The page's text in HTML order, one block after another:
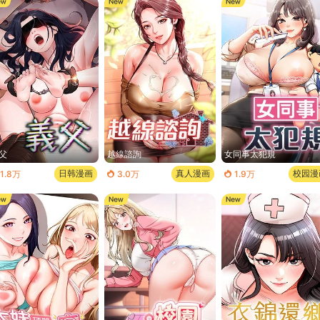
1.8万
日韩漫画
越線諮詢
3.0万
真人漫画
女同事太犯規
1.9万
校园